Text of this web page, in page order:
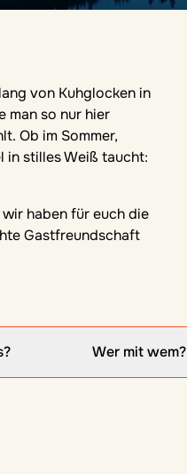
man so nur hier
Ob im Sommer,
in stilles Weiß taucht:
haben für euch die
Gastfreundschaft
Wer mit wem?